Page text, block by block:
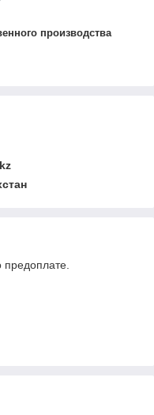
производства
предоплате.